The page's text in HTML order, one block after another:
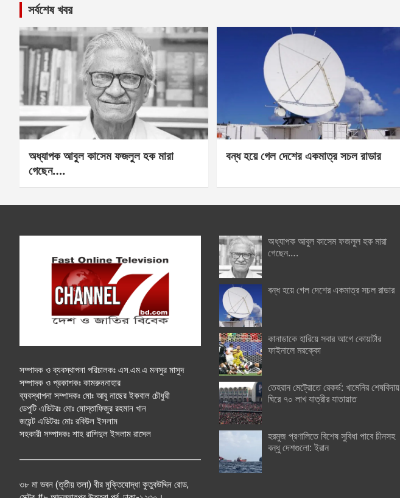
সর্বশেষ খবর
অধ্যাপক আবুল কাসেম ফজলুল হক মারা
গেছেন….
বন্ধ হয়ে গেল দেশের একমাত্র সচল রাডার
সম্পাদক ও ব্যবস্থাপনা পরিচালকঃ এস.এম.এ মনসুর মাসুদ
সম্পাদক ও প্রকাশকঃ কামরুননাহার
ব্যবস্থাপনা সম্পাদকঃ মোঃ আবু নাছের ইকবাল চৌধুরী
ডেপুটি এডিটরঃ মোঃ মোস্তাফিজুর রহমান খান
জয়েন্ট এডিটরঃ মোঃ রবিউল ইসলাম
সহকারী সম্পাদকঃ শাহ রাশিদুল ইসলাম রাসেল
৩৮ মা ভবন (তৃতীয় তলা) বীর মুক্তিযোদ্ধা কুতুবউদ্দিন রোড,
অধ্যাপক আবুল কাসেম ফজলুল হক মারা
গেছেন….
বন্ধ হয়ে গেল দেশের একমাত্র সচল রাডার
কানাডাকে হারিয়ে সবার আগে কোয়ার্টার
ফাইনালে মরক্কো
তেহরান মেট্রোতে রেকর্ড: খামেনির শেষবিদায়
ঘিরে ৭০ লাখ যাত্রীর যাতায়াত
হরমুজ প্রণালিতে বিশেষ সুবিধা পাবে চীনসহ
বন্ধু দেশগুলো: ইরান